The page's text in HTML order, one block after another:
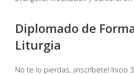
Diplomado de
Liturgia
No te lo pierdas, ¡inscríbete! Inicio